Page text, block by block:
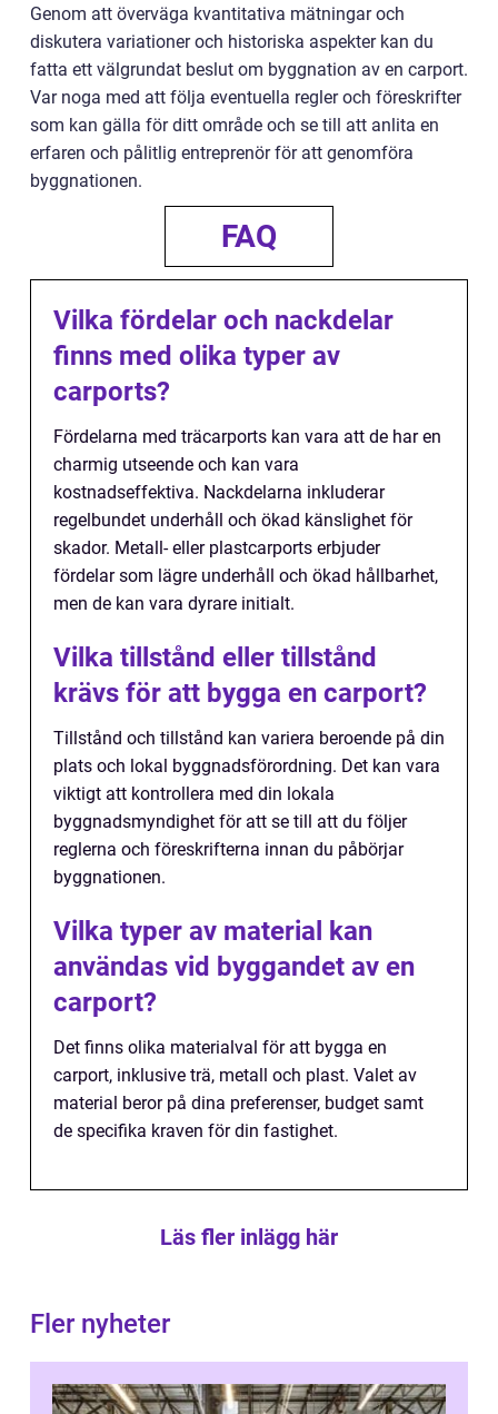
Genom att överväga kvantitativa mätningar och
diskutera variationer och historiska aspekter kan du
fatta ett välgrundat beslut om byggnation av en carport.
Var noga med att följa eventuella regler och föreskrifter
som kan gälla för ditt område och se till att anlita en
erfaren och pålitlig entreprenör för att genomföra
byggnationen.
FAQ
Vilka fördelar och nackdelar
finns med olika typer av
carports?
Fördelarna med träcarports kan vara att de har en
charmig utseende och kan vara
kostnadseffektiva. Nackdelarna inkluderar
regelbundet underhåll och ökad känslighet för
skador. Metall- eller plastcarports erbjuder
fördelar som lägre underhåll och ökad hållbarhet,
men de kan vara dyrare initialt.
Vilka tillstånd eller tillstånd
krävs för att bygga en carport?
Tillstånd och tillstånd kan variera beroende på din
plats och lokal byggnadsförordning. Det kan vara
viktigt att kontrollera med din lokala
byggnadsmyndighet för att se till att du följer
reglerna och föreskrifterna innan du påbörjar
byggnationen.
Vilka typer av material kan
användas vid byggandet av en
carport?
Det finns olika materialval för att bygga en
carport, inklusive trä, metall och plast. Valet av
material beror på dina preferenser, budget samt
de specifika kraven för din fastighet.
Läs fler inlägg här
Fler nyheter